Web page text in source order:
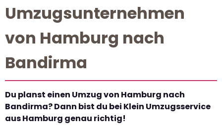
Umzugsunternehmen
von Hamburg nach
Bandirma
Du planst einen Umzug von Hamburg nach
Bandirma? Dann bist du bei Klein Umzugsservice
aus Hamburg genau richtig!